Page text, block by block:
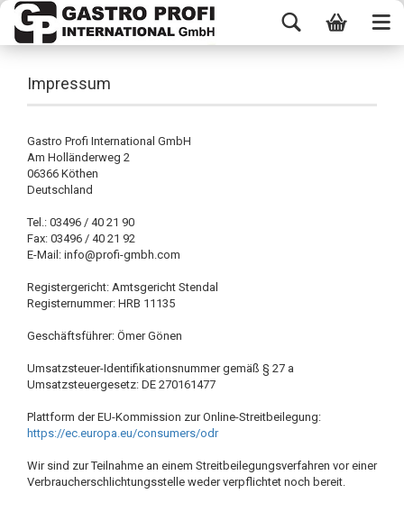
Impressum
Gastro Profi International GmbH
Am Holländerweg 2
06366 Köthen
Deutschland
Tel.: 03496 / 40 21 90
Fax: 03496 / 40 21 92
E-Mail: info@profi-gmbh.com
Registergericht: Amtsgericht Stendal
Registernummer: HRB 11135
Geschäftsführer: Ömer Gönen
Umsatzsteuer-Identifikationsnummer gemäß § 27 a
Umsatzsteuergesetz: DE 270161477
Plattform der EU-Kommission zur Online-Streitbeilegung:
https://ec.europa.eu/consumers/odr
Wir sind zur Teilnahme an einem Streitbeilegungsverfahren vor einer
Verbraucherschlichtungsstelle weder verpflichtet noch bereit.